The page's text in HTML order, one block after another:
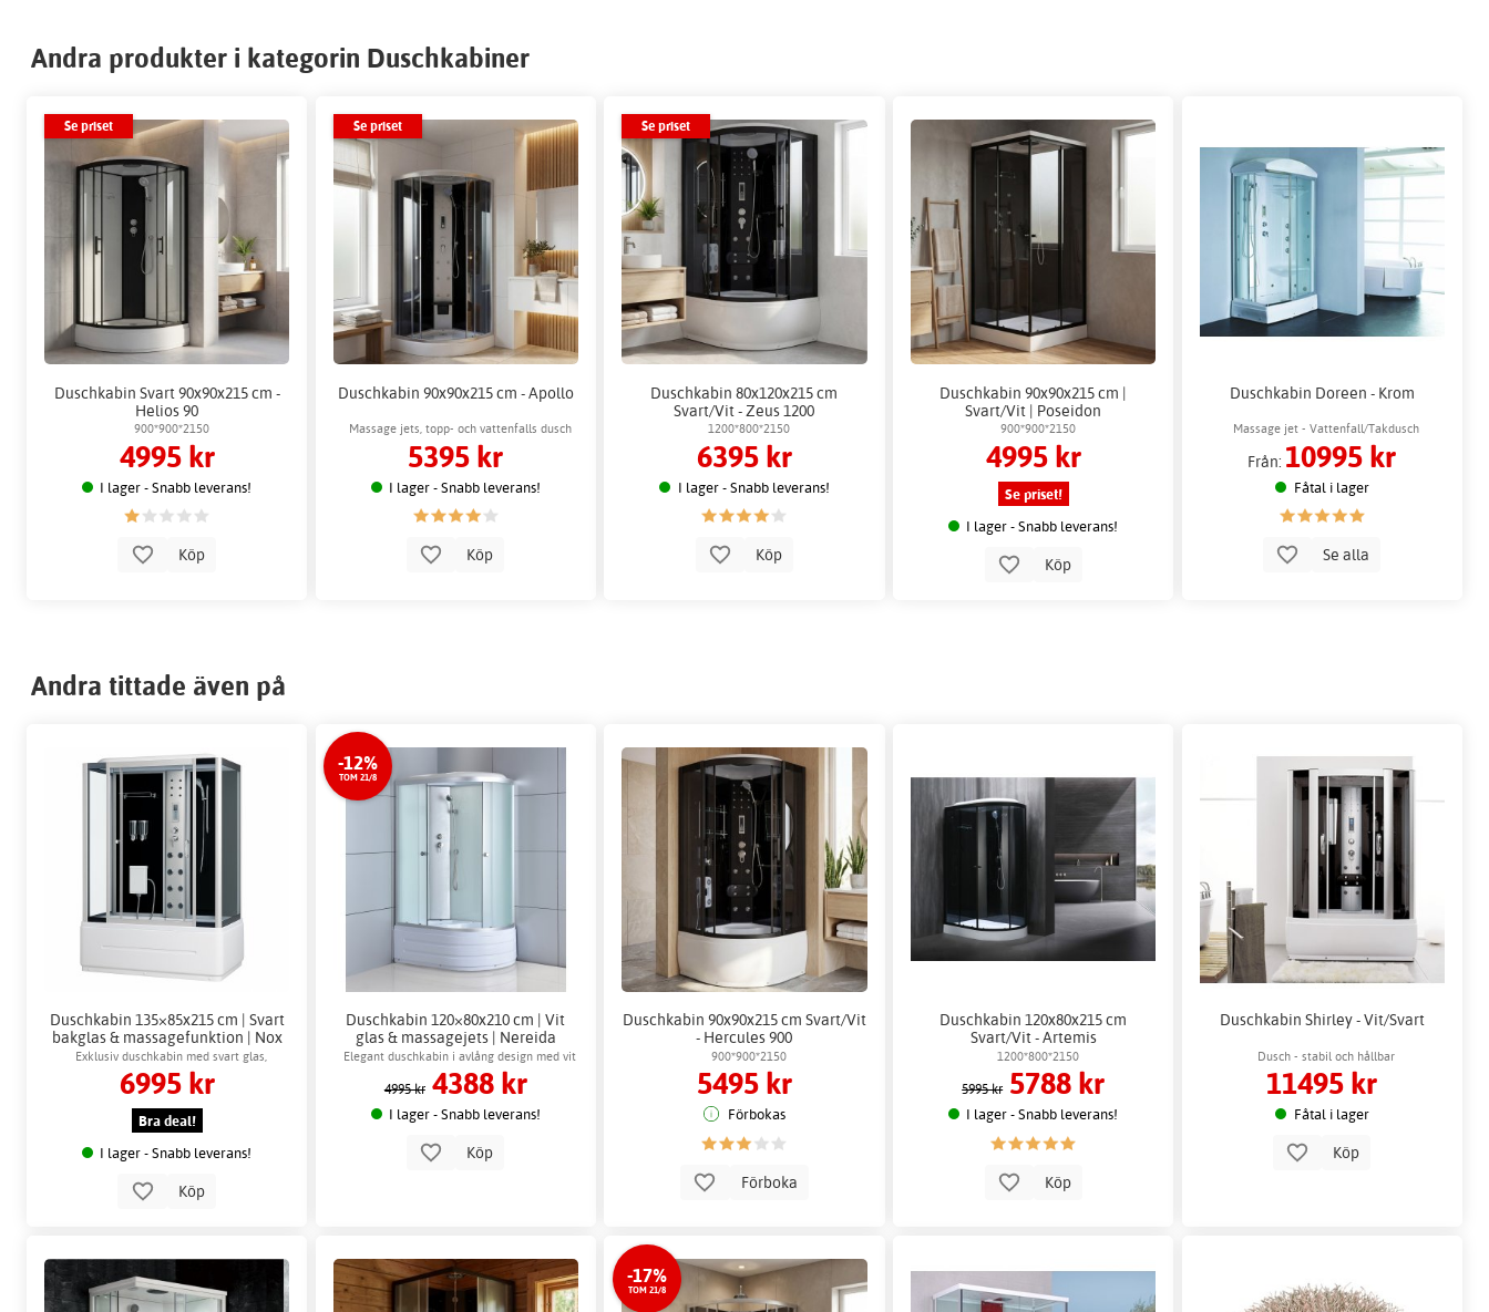
Andra produkter i kategorin Duschkabiner
Se priset
Duschkabin Svart 90x90x215 cm -
Helios 90
900*900*2150
4995 kr
I lager - Snabb leverans!
Köp
Se priset
Duschkabin 90x90x215 cm - Apollo
Massage jets, topp- och vattenfalls dusch
5395 kr
I lager - Snabb leverans!
Köp
Se priset
Duschkabin 80x120x215 cm
Svart/Vit - Zeus 1200
1200*800*2150
6395 kr
I lager - Snabb leverans!
Köp
Duschkabin 90x90x215 cm |
Svart/Vit | Poseidon
900*900*2150
4995 kr
Se priset!
I lager - Snabb leverans!
Köp
Duschkabin Doreen - Krom
Massage jet - Vattenfall/Takdusch
Från: 10995 kr
Fåtal i lager
Se alla
Andra tittade även på
Duschkabin 135×85x215 cm | Svart
bakglas & massagefunktion | Nox
Exklusiv duschkabin med svart glas,
massagejets och hög duschbricka
6995 kr
Bra deal!
I lager - Snabb leverans!
Köp
-12%
TOM 21/8
Duschkabin 120×80x210 cm | Vit
glas & massagejets | Nereida
Elegant duschkabin i avlång design med vit
bakvägg och full duschkomfort
4995 kr 4388 kr
I lager - Snabb leverans!
Köp
Duschkabin 90x90x215 cm Svart/Vit
- Hercules 900
900*900*2150
5495 kr
Förbokas
Förboka
Duschkabin 120x80x215 cm
Svart/Vit - Artemis
1200*800*2150
5995 kr 5788 kr
I lager - Snabb leverans!
Köp
Duschkabin Shirley - Vit/Svart
Dusch - stabil och hållbar
11495 kr
Fåtal i lager
Köp
-17%
TOM 21/8